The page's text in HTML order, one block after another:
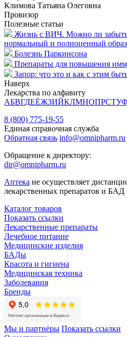
Климова Татьяна Олеговна
Провизор
Полезные статьи
Жизнь с ВИЧ. Можно ли забыть
нормальный и полноценный
Болезнь Паркинсона
Препараты для повышения
Запор: что это и как с этим
Наверх
Лекарства по алфавиту
АБВГДЕЁЖЗИЙКЛМНОПРСТУФ
8 (800) 775-19-55
Единая справочная служба
Обратная связь info@omnipharm.ru
Обращение к директору:
dir@omnipharm.ru
Аптека не осуществляет
лекарственных препаратов и БАД
Каталог товаров
Показать ссылки
Лекарственные препараты
Лечебное питание
Медицинские изделия
БАДы
Красота и гигиена
Медицинская техника
Заболевания
Бренды
Мы и партнёры Показать ссылки